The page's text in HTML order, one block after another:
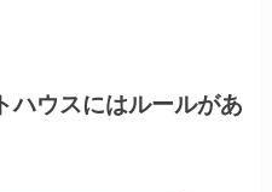
ハウスにはルールがあ